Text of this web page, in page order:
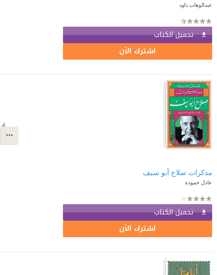
عبدالوهاب داود
تحميل الكتاب
اشترك الآن
مذكرات صلاح أبو سيف
عادل حمودة
تحميل الكتاب
اشترك الآن